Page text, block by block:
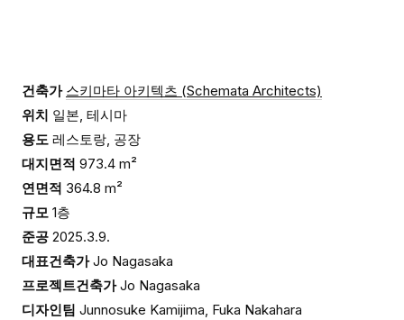
건축가 스키마타 아키텍츠 (Schemata Architects)
위치 일본, 테시마
용도 레스토랑, 공장
대지면적 973.4 m²
연면적 364.8 m²
규모 1층
준공 2025.3.9.
대표건축가Jo Nagasaka
프로젝트건축가Jo Nagasaka
디자인팀 Junnosuke Kamijima, Fuka Nakahara